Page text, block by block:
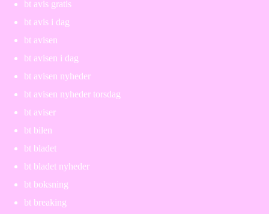
bt avis gratis
bt avis i dag
bt avisen
bt avisen i dag
bt avisen nyheder
bt avisen nyheder torsdag
bt aviser
bt bilen
bt bladet
bt bladet nyheder
bt boksning
bt breaking